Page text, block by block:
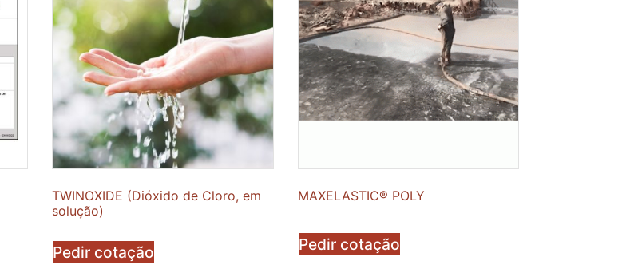
TWINOXIDE (Dióxido de Cloro, em
solução)
Pedir cotação
MAXELASTIC® POLY
Pedir cotação